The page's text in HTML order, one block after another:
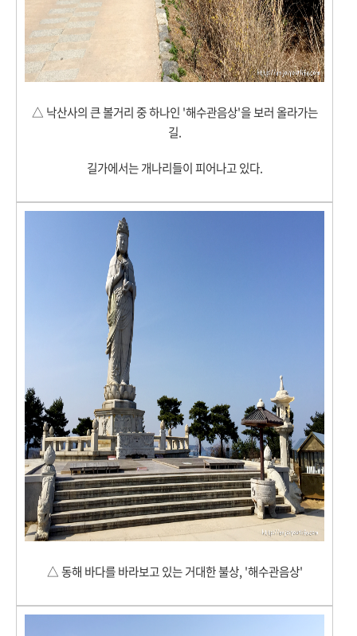
△ 낙산사의 큰 볼거리 중 하나인 '해수관음상'을 보러 올라가는
길.
길가에서는 개나리들이 피어나고 있다.
△동해 바다를 바라보고 있는 거대한 불상, '해수관음상'